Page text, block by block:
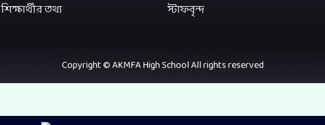
শিক্ষার্থীর তথ্য
স্টাফবৃন্দ
Copyright © AKMFA High School All rights reserved